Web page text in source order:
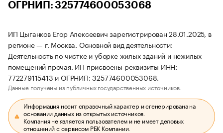
ОГРНИП: 325774600053068
ИП Цыганков Егор Алексеевич зарегистрирован 28.01.2025, в
регионе — г. Москва. Основной вид деятельности:
Деятельность по чистке и уборке жилых зданий и нежилых
помещений прочая. ИП присвоены реквизиты ИНН:
772279115413 и ОГРНИП: 325774600053068.
Данные получены из публичных государственных источников.
Информация носит справочный характер и сгенерирована на
основании данных из открытых источников.
Компания не является пользователем и не имеет деловых
отношений с сервисом РБК Компании.